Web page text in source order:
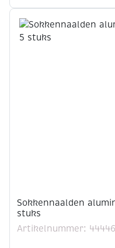
40
cm
3.0mm
Sokkennaalden
stuks
Artikelnummer: